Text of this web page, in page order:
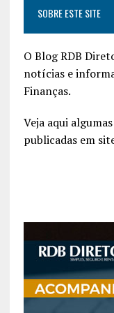
SOBRE ESTE SITE
O Blog RDB
notícias e
Finanças.
Veja aqui
publicadas em